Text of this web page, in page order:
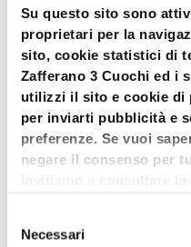
Su questo sito sono
proprietari per la
sito, cookie statistici di
Zafferano 3 Cuochi ed i
utilizzi il sito e cookie di
per inviarti pubblicità e
preferenze. Se vuoi
negare il consenso per
un'esperienza migliore
"Accetta tutti".
delNecessari
News e press
Polpo su crema
Luca/3 Luglio 2023
Polpo su crema di